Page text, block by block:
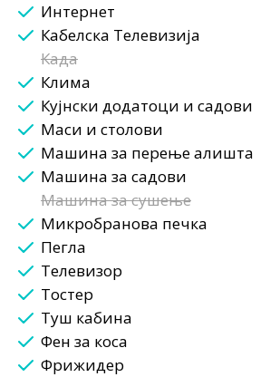
Интернет
Кабелска Телевизија
Када
Клима
Кујнски додатоци и садови
Маси и столови
Машина за перење алишта
Машина за садови
Машина за сушење
Микробранова печка
Пегла
Телевизор
Тостер
Туш кабина
Фен за коса
Фрижидер